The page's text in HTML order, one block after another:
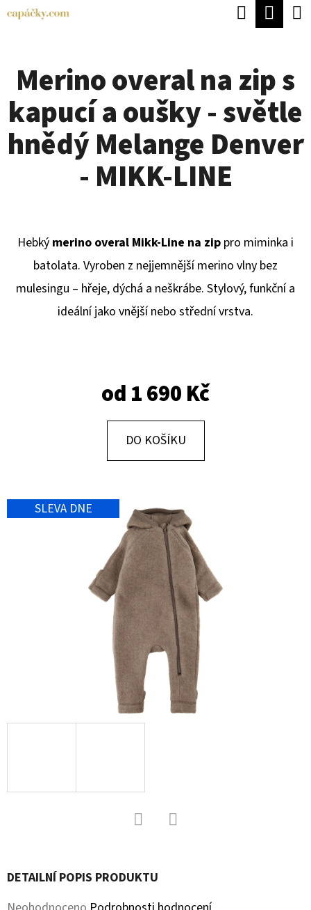
Přejít
Hledat
Merino overal na zip s
kapucí a oušky - světle
hnědý Melange Denver
- MIKK-LINE
Hebký merino overal Mikk-Line na zip pro miminka i
batolata. Vyroben z nejjemnější merino vlny bez
mulesingu – hřeje, dýchá a neškrábe. Stylový, funkční a
ideální jako vnější nebo střední vrstva.
od1 690 Kč
DO KOŠÍKU
SLEVA DNE
DETAILNÍ POPIS PRODUKTU
K
K C
O
P
O
B
J
?
HLEDAT
R
KOŽENÉ